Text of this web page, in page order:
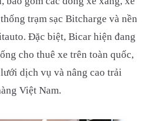
trạm sạc Bitcharge và nền
Đặc biệt, Bicar hiện đang
cho thuê xe trên toàn quốc,
dịch vụ và nâng cao trải
Việt Nam.